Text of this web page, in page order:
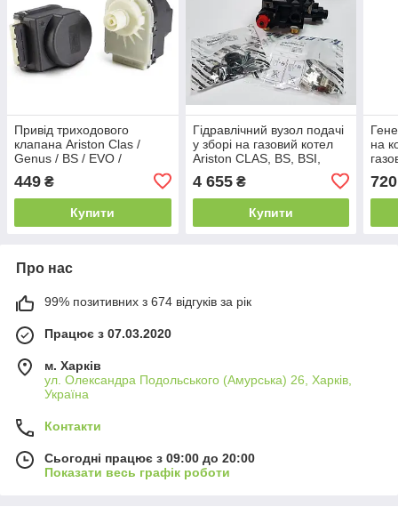
Привід триходового
клапана Ariston Clas /
Genus / BS / EVO /
31650047.06) - Турція
449 ₴
Купити
Гідравлічний вузол подачі
у зборі на газовий котел
Ariston CLAS, BS, BSI,
6000220
4 655₴
Купити
на
720
Про нас
99% позитивних з 674 відгуків за рік
Працює з 07.03.2020
м. Харків
ул. Олександра Подольського (Амурська) 26, Харків,
Україна
Контакти
Сьогодні працює з 09:00 до 20:00
Показати весь графік роботи